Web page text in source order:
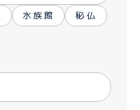
水族館
秘仏